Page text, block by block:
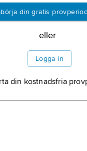
din gratis provperiod
eller
Logga in
din kostnadsfria